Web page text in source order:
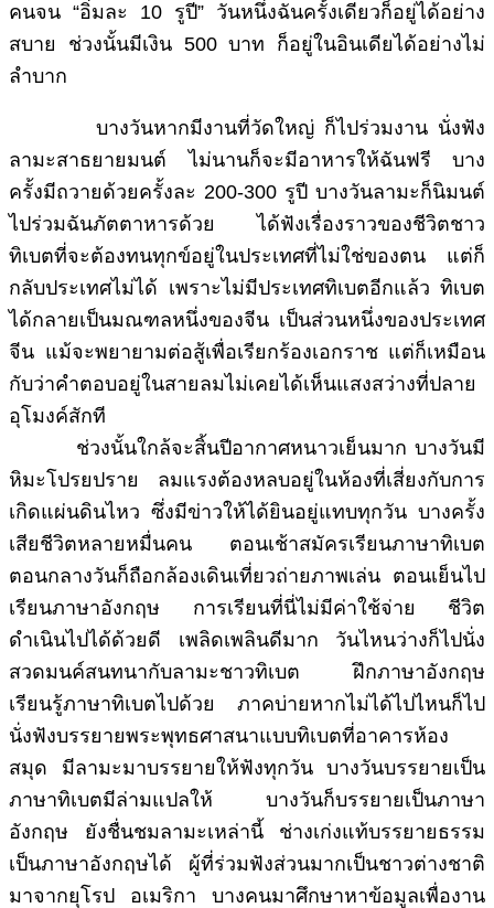
คนจน “อิ่มละ 10 รูปี” วันหนึ่งฉันครั้งเดียวก็อยู่ได้อย่าง
สบาย ช่วงนั้นมีเงิน 500 บาท ก็อยู่ในอินเดียได้อย่างไม่
ลำบาก
บางวันหากมีงานที่วัดใหญ่ ก็ไปร่วมงาน นั่งฟัง
ลามะสาธยายมนต์ ไม่นานก็จะมีอาหารให้ฉันฟรี บาง
ครั้งมีถวายด้วยครั้งละ 200-300 รูปี บางวันลามะก็นิมนต์
ไปร่วมฉันภัตตาหารด้วย ได้ฟังเรื่องราวของชีวิตชาว
ทิเบตที่จะต้องทนทุกข์อยู่ในประเทศที่ไม่ใช่ของตน แต่ก็
กลับประเทศไม่ได้ เพราะไม่มีประเทศทิเบตอีกแล้ว ทิเบต
ได้กลายเป็นมณฑลหนึ่งของจีน เป็นส่วนหนึ่งของประเทศ
จีน แม้จะพยายามต่อสู้เพื่อเรียกร้องเอกราช แต่ก็เหมือน
กับว่าคำตอบอยู่ในสายลมไม่เคยได้เห็นแสงสว่างที่ปลาย
อุโมงค์สักที
ช่วงนั้นใกล้จะสิ้นปีอากาศหนาวเย็นมาก บางวันมี
หิมะโปรยปราย ลมแรงต้องหลบอยู่ในห้องที่เสี่ยงกับการ
เกิดแผ่นดินไหว ซึ่งมีข่าวให้ได้ยินอยู่แทบทุกวัน บางครั้ง
เสียชีวิตหลายหมื่นคน ตอนเช้าสมัครเรียนภาษาทิเบต
ตอนกลางวันก็ถือกล้องเดินเที่ยวถ่ายภาพเล่น ตอนเย็นไป
เรียนภาษาอังกฤษ การเรียนที่นี่ไม่มีค่าใช้จ่าย ชีวิต
ดำเนินไปได้ด้วยดี เพลิดเพลินดีมาก วันไหนว่างก็ไปนั่ง
สวดมนค์สนทนากับลามะชาวทิเบต ฝึกภาษาอังกฤษ
เรียนรู้ภาษาทิเบตไปด้วย ภาคบ่ายหากไม่ได้ไปไหนก็ไป
นั่งฟังบรรยายพระพุทธศาสนาแบบทิเบตที่อาคารห้อง
สมุด มีลามะมาบรรยายให้ฟังทุกวัน บางวันบรรยายเป็น
ภาษาทิเบตมีล่ามแปลให้ บางวันก็บรรยายเป็นภาษา
อังกฤษ ยังชื่นชมลามะเหล่านี้ ช่างเก่งแท้บรรยายธรรม
เป็นภาษาอังกฤษได้ ผู้ที่ร่วมฟังส่วนมากเป็นชาวต่างชาติ
มาจากยุโรป อเมริกา บางคนมาศึกษาหาข้อมูลเพื่องาน